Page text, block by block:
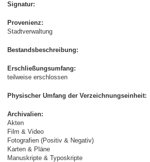
Signatur:
Provenienz:
Stadtverwaltung
Bestandsbeschreibung:
Erschließungsumfang:
teilweise erschlossen
Physischer Umfang der Verzeichnungseinheit:
Archivalien:
Akten
Film & Video
Fotografien (Positiv & Negativ)
Karten & Pläne
Manuskripte & Typoskripte